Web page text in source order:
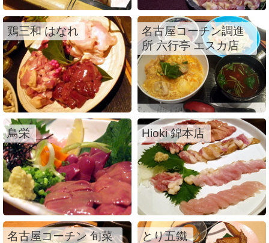
鶏三和 はなれ
名古屋コーチン調進
所 六行亭 エスカ店
鳥栄 Hioki 錦本店
名古屋コーチン 旬菜
とり五鐵